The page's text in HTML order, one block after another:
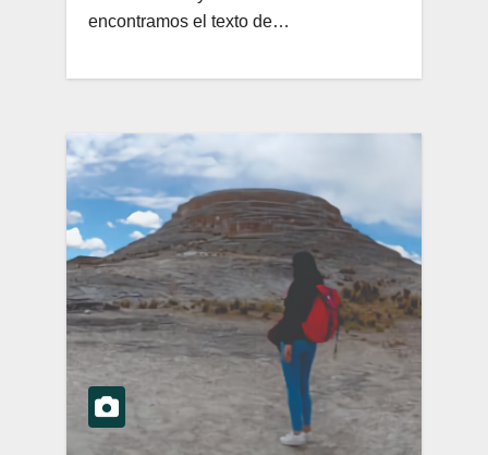
encontramos el texto de…